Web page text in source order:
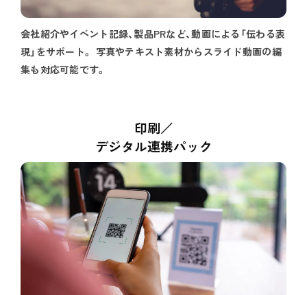
会社紹介やイベント記録、製品PRなど、動画による「伝わる表
現」をサポート。 写真やテキスト素材からスライド動画の編
集も対応可能です。
印刷／
デジタル連携パック